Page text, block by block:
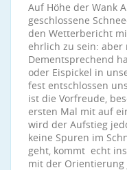
Auf Höhe der Wank
geschlossene
den Wetterbericht
ehrlich zu sein: aber
Dementsprechend
oder Eispickel in
fest entschlossen
ist die Vorfreude,
ersten Mal mit auf
wird der Aufstieg
keine Spuren im
geht, kommt echt
mit der